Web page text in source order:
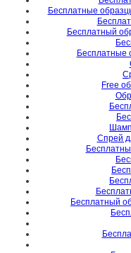
Бесплатные
Бесплатный
Бесплатные
Free
Спрей
Бесплатный